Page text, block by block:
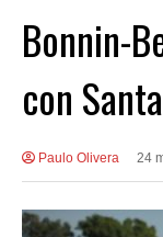
Bonnin-
con
Paulo Olivera 24